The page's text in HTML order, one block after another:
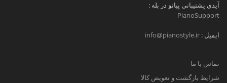
آیدی پشتیبانی پیانو در بله :
PianoSupport
ایمیل : info@pianostyle.ir
تماس با ما
شرایط بازگشت و تعویض کالا